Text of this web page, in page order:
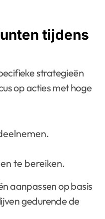
tijdens
strategieën
op acties met hoge
te bereiken.
aanpassen op basis
gedurende de